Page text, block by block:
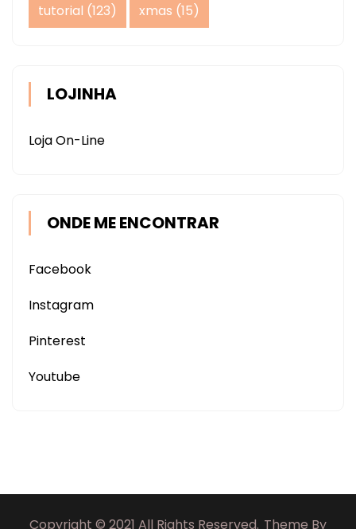
tutorial (123) xmas (15)
LOJINHA
Loja On-Line
ONDE ME ENCONTRAR
Facebook
Instagram
Pinterest
Youtube
Copyright © 2021 All Rights Reserved. Theme By